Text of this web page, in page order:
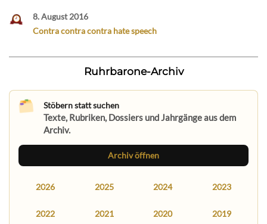
8. August 2016
Contra contra contra hate speech
Ruhrbarone-Archiv
Stöbern statt suchen
Texte, Rubriken, Dossiers und Jahrgänge aus dem
Archiv.
Archiv öffnen
2026 2025 2024 2023
2022 2021 2020 2019